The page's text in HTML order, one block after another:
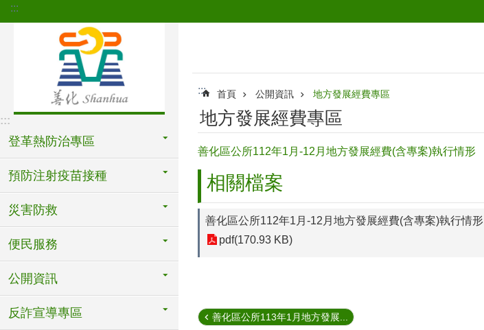
跳到主要內容區塊
:::
:::
登革熱防治專區
預防注射疫苗接種
災害防救
便民服務
公開資訊
反詐宣導專區
::: 首頁 公開資訊 地方發展經費專區
地方發展經費專區
善化區公所112年1月-12月地方發展經費(含專案)執行情形
相關檔案
善化區公所112年1月-12月地方發展經費(含專案)執行情形
pdf(170.93 KB)
善化區公所113年1月地方發展...